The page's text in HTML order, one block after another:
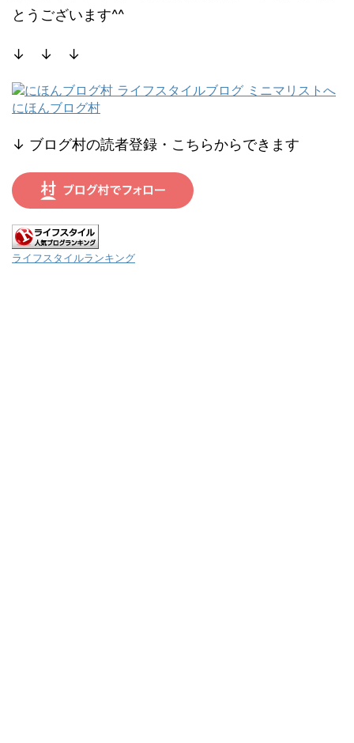
とうございます^^
↓ ↓ ↓
にほんブログ村
↓ ブログ村の読者登録・こちらからできます
ライフスタイルランキング